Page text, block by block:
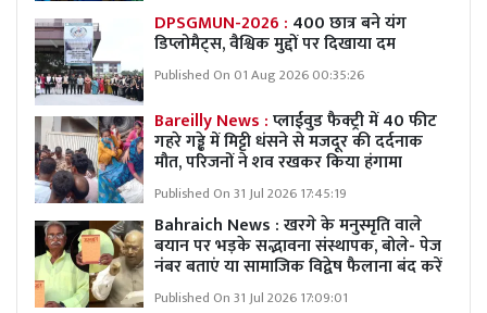
DPSGMUN-2026 : 400 छात्र बने यंग
डिप्लोमैट्स, वैश्विक मुद्दों पर दिखाया दम
Published On 01 Aug 2026 00:35:26
Bareilly News :प्लाईवुड फैक्ट्री में 40 फीट
गहरे गड्ढे में मिट्टी धंसने से मजदूर की दर्दनाक
मौत, परिजनों ने शव रखकर किया हंगामा
Published On 31 Jul 2026 17:45:19
Bahraich News : खरगे के मनुस्मृति वाले
बयान पर भड़के सद्भावना संस्थापक, बोले- पेज
नंबर बताएं या सामाजिक विद्वेष फैलाना बंद करें
Published On 31 Jul 2026 17:09:01